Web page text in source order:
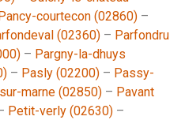
courtecon (02860) –
(02360) – Parfondru
– Pargny-la-dhuys
– Pasly (02200) – Passy-
marne (02850) – Pavant
Petit-verly (02630) –